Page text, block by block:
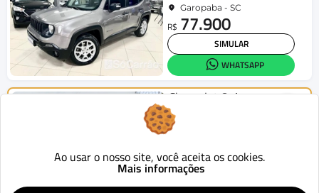
Garopaba - SC
R$ 77.900
SIMULAR
WHATSAPP
ChevroletOnix
2015
R$ 46.900
Ao usar o nosso site, você aceita os cookies.
Mais informações